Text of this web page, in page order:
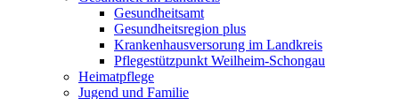
Gesundheitsamt
Gesundheitsregion plus
Krankenhausversorung im Landkreis
Pflegestützpunkt Weilheim-Schongau
Heimatpflege
Jugend und Familie